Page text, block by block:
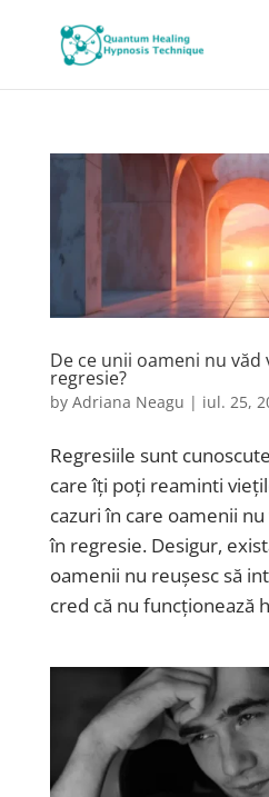
De ce unii oameni nu
regresie?
by Adriana Neagu | iul. 25,
Regresiile sunt
care îți poți reaminti
cazuri în care oamenii
în regresie. Desigur,
oamenii nu reușesc să
cred că nu funcționează